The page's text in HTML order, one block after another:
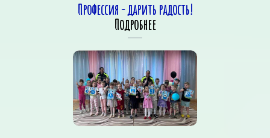
Профессия - дарить радость!
Подробнее